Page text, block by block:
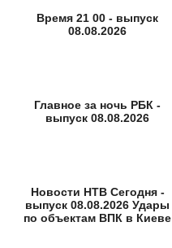
Время 21 00 - выпуск
08.08.2026
Главное за ночь РБК -
выпуск 08.08.2026
Новости НТВ Сегодня -
выпуск 08.08.2026 Удары
по объектам ВПК в Киеве